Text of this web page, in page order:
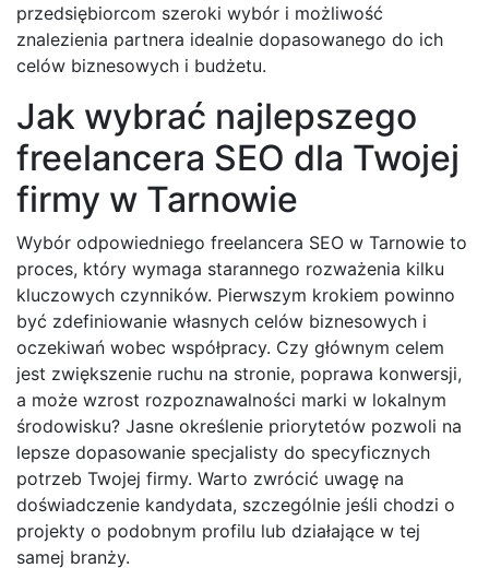
przedsiębiorcom szeroki wybór i możliwość
znalezienia partnera idealnie dopasowanego do ich
celów biznesowych i budżetu.
Jak wybrać najlepszego
freelancera SEO dla Twojej
firmy w Tarnowie
Wybór odpowiedniego freelancera SEO w Tarnowie to
proces, który wymaga starannego rozważenia kilku
kluczowych czynników. Pierwszym krokiem powinno
być zdefiniowanie własnych celów biznesowych i
oczekiwań wobec współpracy. Czy głównym celem
jest zwiększenie ruchu na stronie, poprawa konwersji,
a może wzrost rozpoznawalności marki w lokalnym
środowisku? Jasne określenie priorytetów pozwoli na
lepsze dopasowanie specjalisty do specyficznych
potrzeb Twojej firmy. Warto zwrócić uwagę na
doświadczenie kandydata, szczególnie jeśli chodzi o
projekty o podobnym profilu lub działające w tej
samej branży.